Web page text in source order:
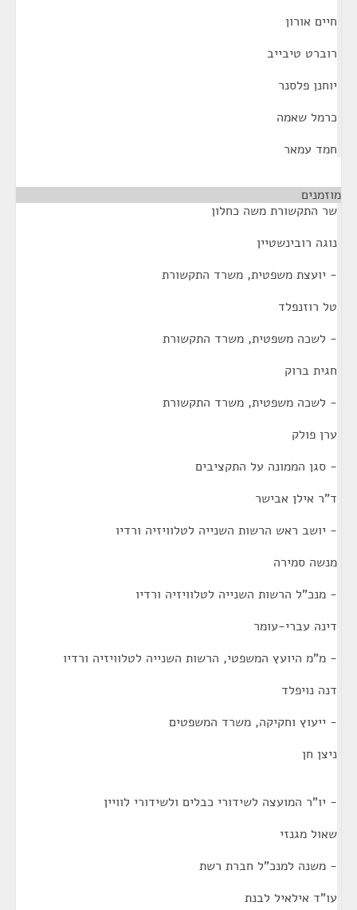
חיים אורון
רוברט טיבייב
יוחנן פלסנר
כרמל שאמה
חמד עמאר
מוזמנים
שר התקשורת משה כחלון
נוגה רובינשטיין
- יועצת משפטית, משרד התקשורת
טל רוזנפלד
- לשכה משפטית, משרד התקשורת
חגית ברוק
- לשכה משפטית, משרד התקשורת
ערן פולק
- סגן הממונה על התקציבים
ד"ר אילן אבישר
- יושב ראש הרשות השנייה לטלוויזיה ורדיו
מנשה סמירה
- מנכ"ל הרשות השנייה לטלוויזיה ורדיו
דינה עברי-עומר
- מ"מ היועץ המשפטי, הרשות השנייה לטלוויזיה ורדיו
דנה נויפלד
- ייעוץ וחקיקה, משרד המשפטים
ניצן חן
- יו"ר המועצה לשידורי כבלים ולשידורי לוויין
שאול מגנזי
- משנה למנכ"ל חברת רשת
עו"ד אילאיל לבנת